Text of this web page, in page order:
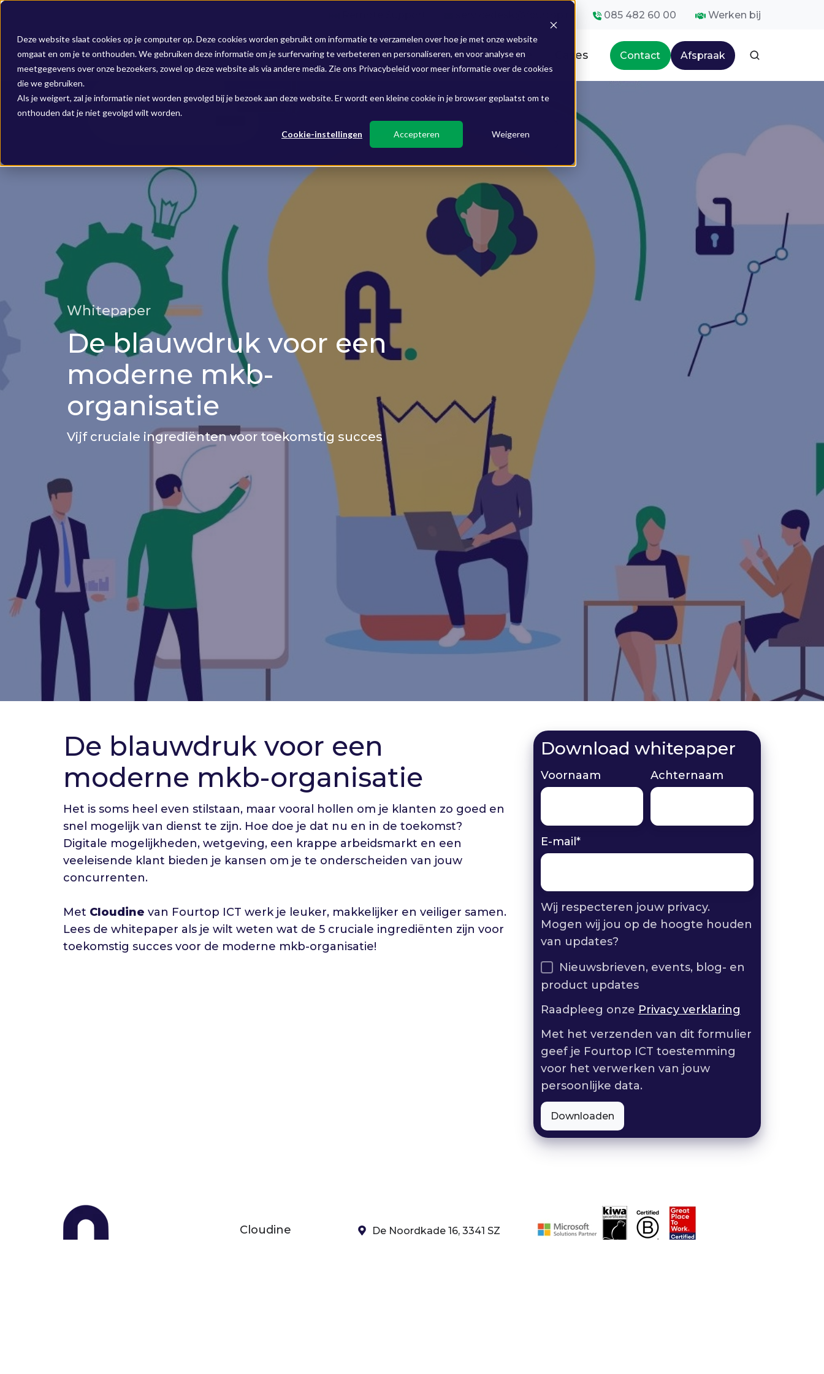
Deze website slaat cookies op je computer op. Deze cookies worden gebruikt om informatie te verzamelen over hoe je met onze website
omgaat en om je te onthouden. We gebruiken deze informatie om je surfervaring te verbeteren en personaliseren, en voor analyse en
meetgegevens over onze bezoekers, zowel op deze website als via andere media. Zie ons Privacybeleid voor meer informatie over de cookies
die we gebruiken.
Als je weigert, zal je informatie niet worden gevolgd bij je bezoek aan deze website. Er wordt een kleine cookie in je browser geplaatst om te
onthouden dat je niet gevolgd wilt worden.
Cookie-instellingen Accepteren Weigeren
085 482 60 00 Werken bij
Oplossingen Over ons Inspiratie Cases Contact Afspraak
Whitepaper
De blauwdruk voor een
moderne mkb-
organisatie
Vijf cruciale ingrediënten voor toekomstig succes
De blauwdruk voor een
moderne mkb-organisatie
Het is soms heel even stilstaan, maar vooral hollen om je klanten zo goed en
snel mogelijk van dienst te zijn. Hoe doe je dat nu en in de toekomst?
Digitale mogelijkheden, wetgeving, een krappe arbeidsmarkt en een
veeleisende klant bieden je kansen om je te onderscheiden van jouw
concurrenten.
Met Cloudine van Fourtop ICT werk je leuker, makkelijker en veiliger samen.
Lees de whitepaper als je wilt weten wat de 5 cruciale ingrediënten zijn voor
toekomstig succes voor de moderne mkb-organisatie!
Download whitepaper
Voornaam Achternaam
E-mail*
Wij respecteren jouw privacy.
Mogen wij jou op de hoogte houden
van updates?
Nieuwsbrieven, events, blog- en
product updates
Raadpleeg onze Privacy verklaring
Met het verzenden van dit formulier
geef je Fourtop ICT toestemming
voor het verwerken van jouw
persoonlijke data.
Cloudine
De Noordkade 16, 3341 SZ